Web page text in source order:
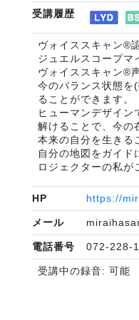
受講履歴
ヴォイススキャン®
ジュエルスコープマ
ヴォイススキャン®
今のバランス状態を
ることができます。
ヒューマンデザイン
解けることで、今の
本来の自分を生きる
自分の地図をガイド
ロジェクターの私が
HP https://
メール
電話番号 072-228-
受講中の録音: 可能